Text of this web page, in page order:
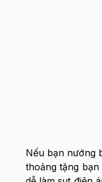
Nếu bạn nướng
thoảng tặng